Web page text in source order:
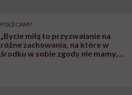
POLECAMY
„Bycie miłą to przyzwalanie na
różne zachowania, na które w
środku w sobie zgody nie mamy,